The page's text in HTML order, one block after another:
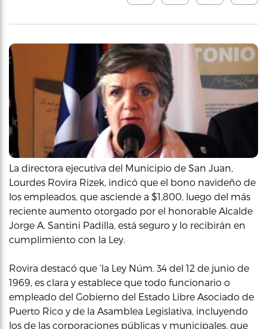
La directora ejecutiva del Municipio de San Juan,
Lourdes Rovira Rizek, indicó que el bono navideño de
los empleados, que asciende a $1,800, luego del más
reciente aumento otorgado por el honorable Alcalde
Jorge A. Santini Padilla, está seguro y lo recibirán en
cumplimiento con la Ley.
Rovira destacó que ‘la Ley Núm. 34 del 12 de junio de
1969, es clara y establece que todo funcionario o
empleado del Gobierno del Estado Libre Asociado de
Puerto Rico y de la Asamblea Legislativa, incluyendo
los de las corporaciones públicas y municipales, que